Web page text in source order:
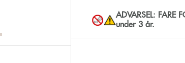
ADVARSEL: FARE
under 3 år.